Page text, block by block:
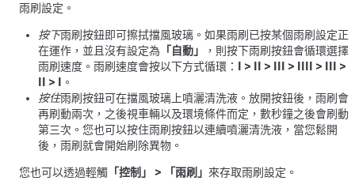
雨刷設定。
按下雨刷按鈕即可擦拭擋風玻璃。如果雨刷已按某個雨刷設定正
在運作，並且沒有設定為 「自動」
，則按下雨刷按鈕會循環選擇
雨刷速度。雨刷速度會按以下方式循環：
> > > >
>
>
。
按住雨刷按鈕可在擋風玻璃上噴灑清洗液。放開按鈕後，雨刷會
再刷動兩次，之後視車輛以及環境條件而定，數秒鐘之後會刷動
第三次。您也可以按住雨刷按鈕以連續噴灑清洗液，當您鬆開
後，雨刷就會開始刷除異物。
您也可以透過輕觸 「控制」 > 「雨刷」 來存取雨刷設定。